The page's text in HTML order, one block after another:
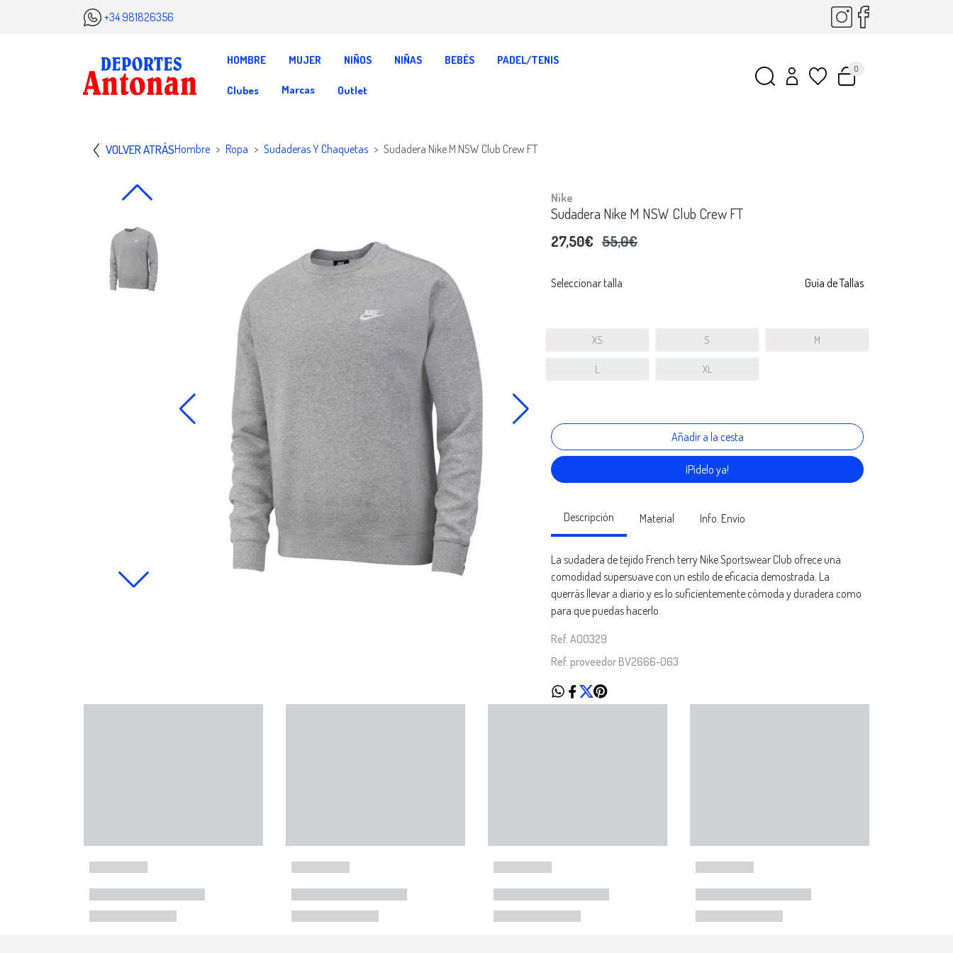
+34 981826356
HOMBRE MUJER NIÑOS NIÑAS BEBÉS PADEL/TENIS
Clubes Marcas Outlet
0
VOLVER ATRÁSHombre Ropa Sudaderas Y Chaquetas Sudadera Nike M NSW Club Crew FT
Nike
Sudadera Nike M NSW Club Crew FT
27,50€ 55,0€
Seleccionar talla Guía de Tallas
XS S M
L XL
¡Pídelo ya!
Descripción Material Info. Envío
La sudadera de tejido French terry Nike Sportswear Club ofrece una
comodidad supersuave con un estilo de eficacia demostrada. La
querrás llevar a diario y es lo suficientemente cómoda y duradera como
para que puedas hacerlo.
Ref. A00329
Ref. proveedor BV2666-063